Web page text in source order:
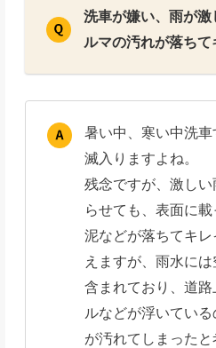
洗車が嫌い、雨が
ルマの汚れが落ちて
暑い中、寒い中洗
滅入りますよね。
残念ですが、激し
らせても、表面に
泥などが落ちてキ
えますが、雨水に
含まれており、道
ルなどが浮いてい
が汚れてしまった